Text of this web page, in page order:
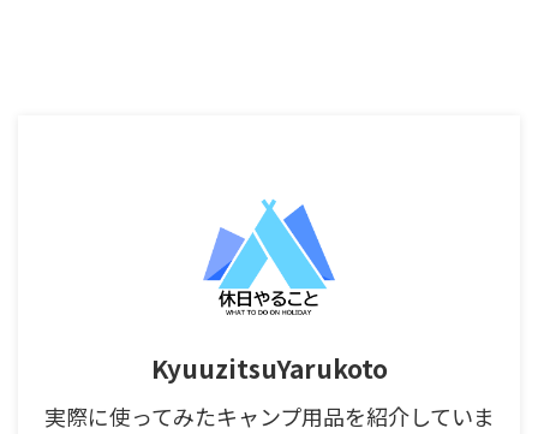
KyuuzitsuYarukoto
実際に使ってみたキャンプ用品を紹介していま